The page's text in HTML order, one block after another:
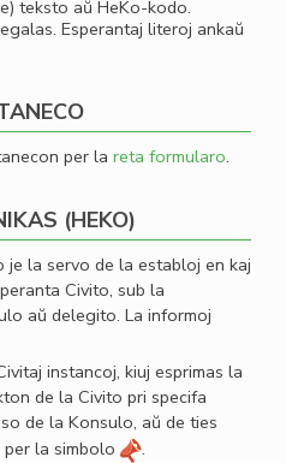
teksto aŭ HeKo-kodo.
Esperantaj literoj ankaŭ
per la reta formularo.
(HEKO)
la servo de la establoj en kaj
Civito, sub la
aŭ delegito. La informoj
instancoj, kiuj esprimas la
de la Civito pri specifa
de la Konsulo, aŭ de ties
la simbolo
.